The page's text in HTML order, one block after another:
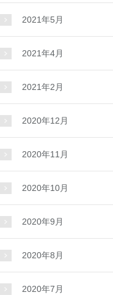
2021年5月
2021年4月
2021年2月
2020年12月
2020年11月
2020年10月
2020年9月
2020年8月
2020年7月